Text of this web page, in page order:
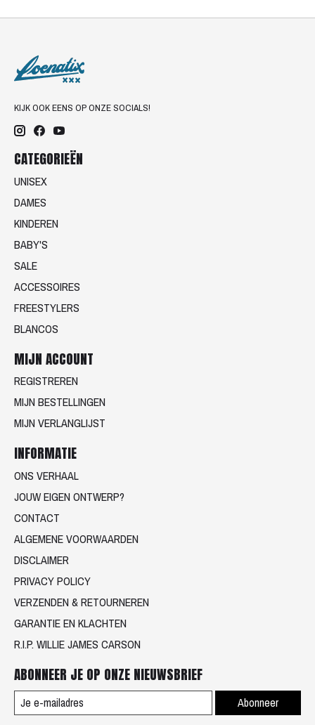
KIJK OOK EENS OP ONZE SOCIALS!
CATEGORIEËN
UNISEX
DAMES
KINDEREN
BABY'S
SALE
ACCESSOIRES
FREESTYLERS
BLANCOS
MIJN ACCOUNT
REGISTREREN
MIJN BESTELLINGEN
MIJN VERLANGLIJST
INFORMATIE
ONS VERHAAL
JOUW EIGEN ONTWERP?
CONTACT
ALGEMENE VOORWAARDEN
DISCLAIMER
PRIVACY POLICY
VERZENDEN & RETOURNEREN
GARANTIE EN KLACHTEN
R.I.P. WILLIE JAMES CARSON
ABONNEER JE OP ONZE NIEUWSBRIEF
Abonneer